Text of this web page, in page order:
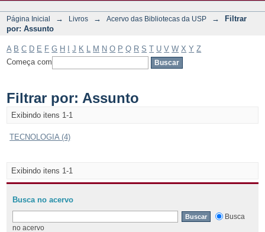
Página Inicial → Livros → Acervo das Bibliotecas da USP →
Filtrar
por: Assunto
A B C D E F G H J K M N O P Q R S T U V W X Y Z
Começa com
Filtrar por: Assunto
Exibindo itens 1-1
TECNOLOGIA (4)
Exibindo itens 1-1
Busca no acervo
Busca
no acervo